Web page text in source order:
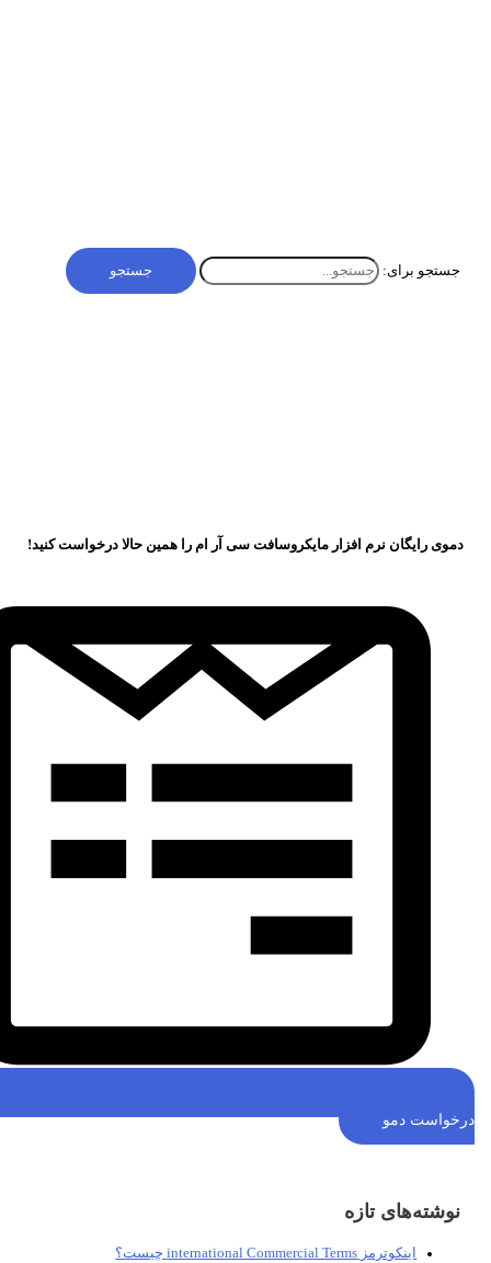
جستجو برای:
دموی رایگان نرم افزار مایکروسافت سی آر ام را همین حالا درخواست کنید!
دمو
نوشته‌های تازه
اینکوترمز international Commercial Terms چیست؟